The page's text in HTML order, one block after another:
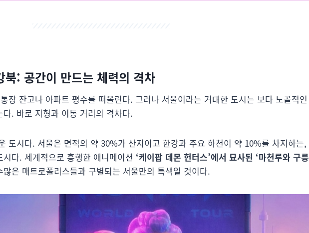
: 공간이 만드는 체력의 격차
장 잔고나 아파트 평수를 떠올린다. 그러나 서울이라는 거대한 도시는 보다 노골적인
. 바로 지형과 이동 거리의 격차다.
도시다. 서울은 면적의 약 30%가 산지이고 한강과 주요 하천이 약 10%를 차지하는,
다. 세계적으로 흥행한 애니메이션 ‘케이팝 데몬 헌터스’에서 묘사된 ‘마천루와 구릉
많은 매트로폴리스들과 구별되는 서울만의 특색일 것이다.